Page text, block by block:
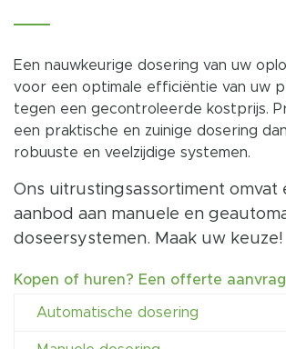
Een nauwkeurige dosering van uw
voor een optimale efficiëntie van uw
tegen een gecontroleerde kostprijs.
een praktische en zuinige dosering
robuuste en veelzijdige systemen.
Ons uitrustingsassortiment omvat
aanbod aan manuele en
doseersystemen. Maak uw keuze!
Kopen of huren? Een offerte
Automatische dosering